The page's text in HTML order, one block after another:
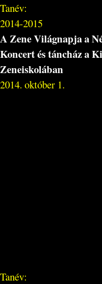
Tanév:
2014-2015
A Zene Világnapja a
Koncert és táncház a
Zeneiskolában
2014. október 1.
Tanév: